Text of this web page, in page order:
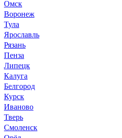
Омск
Воронеж
Тула
Ярославль
Рязань
Пенза
Липецк
Калуга
Белгород
Курск
Иваново
Тверь
Смоленск